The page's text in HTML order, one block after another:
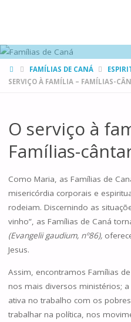
HOMEFAMÍLIAS DE CANÁ
SERVIÇO À FAMÍLIA – FAMÍLIAS-
O serviço à
Famílias-
Como Maria, as Famílias de
misericórdia corporais e
rodeiam. Discernindo as
vinho”, as Famílias de Caná
(Evangelii gaudium, nº86),
Jesus.
Assim, encontramos Famílias
nos mais diversos ministérios;
ativa no trabalho com os
trabalhar na política, nos